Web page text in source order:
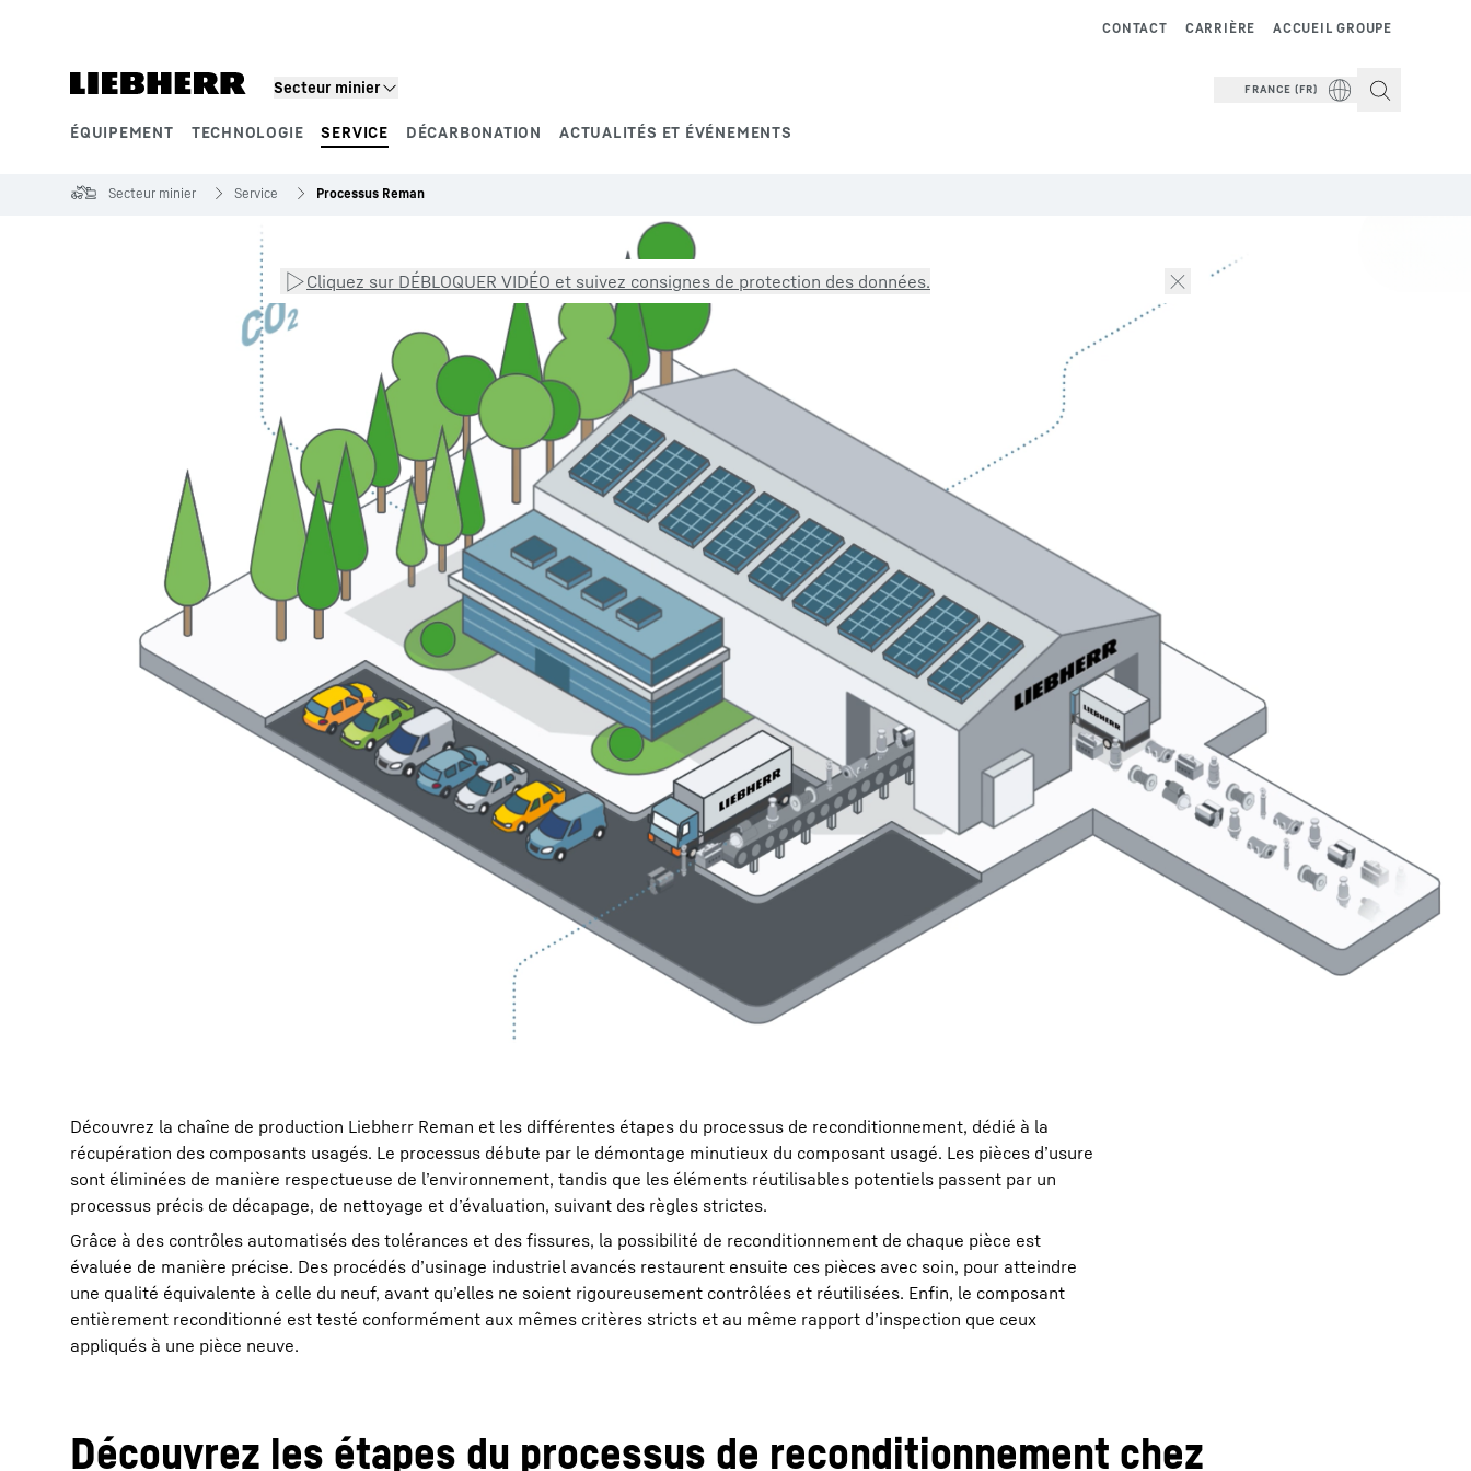
Secteur minier
ÉQUIPEMENT TECHNOLOGIE SERVICE DÉCARBONATION ACTUALITÉS ET ÉVÉNEMENTS
ACCUEIL GROUPE
CARRIÈRE
CONTACT
FRANCE (FR)
En savoir plus sur Liebherr Carrière chez Liebherr
Secteur minier Service Processus Reman
Cliquez sur DÉBLOQUER VIDÉO et suivez consignes de protection des données.
Découvrez la chaîne de production Liebherr Reman et les différentes étapes du processus de reconditionnement, dédié à la
récupération des composants usagés. Le processus débute par le démontage minutieux du composant usagé. Les pièces d’usure
sont éliminées de manière respectueuse de l’environnement, tandis que les éléments réutilisables potentiels passent par un
processus précis de décapage, de nettoyage et d’évaluation, suivant des règles strictes.
Grâce à des contrôles automatisés des tolérances et des fissures, la possibilité de reconditionnement de chaque pièce est
évaluée de manière précise. Des procédés d’usinage industriel avancés restaurent ensuite ces pièces avec soin, pour atteindre
une qualité équivalente à celle du neuf, avant qu’elles ne soient rigoureusement contrôlées et réutilisées. Enfin, le composant
entièrement reconditionné est testé conformément aux mêmes critères stricts et au même rapport d’inspection que ceux
appliqués à une pièce neuve.
Découvrez les étapes du processus de reconditionnement chez